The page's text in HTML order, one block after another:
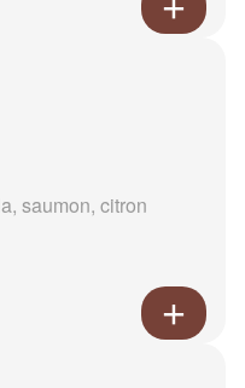
saumon, citron